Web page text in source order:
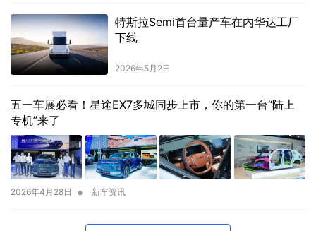
特斯拉Semi首台量产车在内华达工厂
下线
2026年5月2日
五一车展必看！星途EX7多城同步上市，你的第一台“陆上
专机”来了
2026年4月28日 • 新车资讯